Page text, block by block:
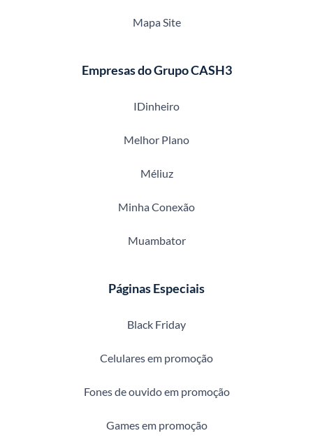
Mapa Site
Empresas do Grupo CASH3
IDinheiro
Melhor Plano
Méliuz
Minha Conexão
Muambator
Páginas Especiais
Black Friday
Celulares em promoção
Fones de ouvido em promoção
Games em promoção